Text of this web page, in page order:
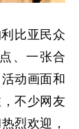
比亚民众
、一张合
动画面和
不少网友
烈欢迎，